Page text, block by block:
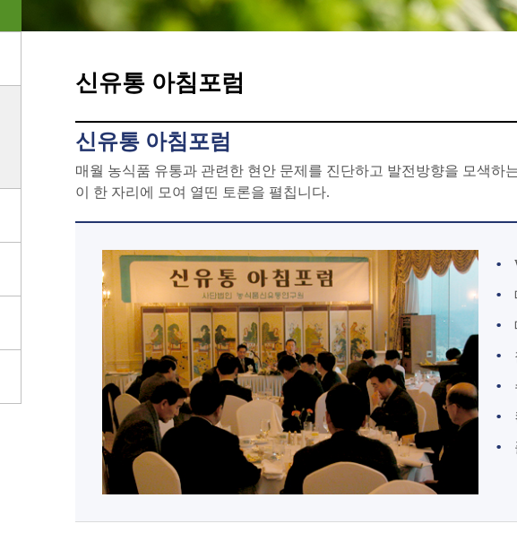
신유통 아침포럼
신유통 아침포럼
매월 농식품 유통과 관련한 현안 문제를 진단하고 발전방향을 모색하
이 한 자리에 모여 열띤 토론을 펼칩니다.